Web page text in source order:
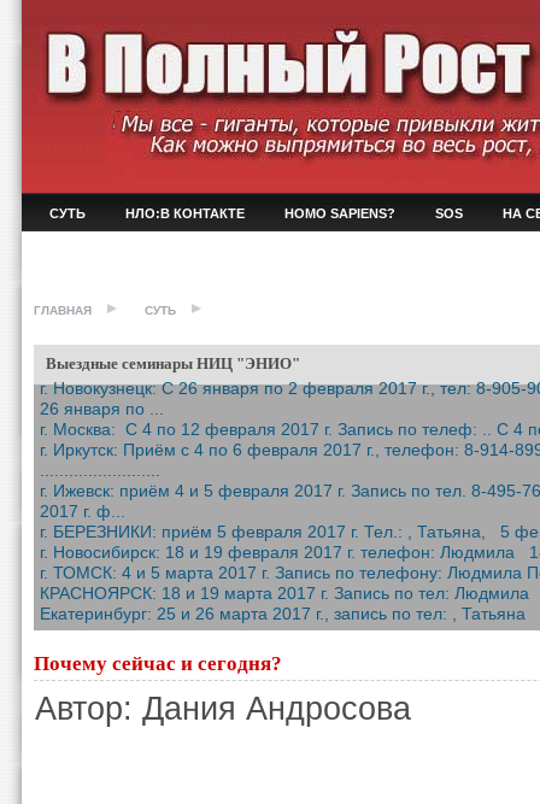
СУТЬ НЛО:В КОНТАКТЕ HOMO SAPIENS? SOS НА
ГЛАВНАЯ СУТЬ
Выездные семинары НИЦ "ЭНИО"
г. Новокузнецк: С 26 января по 2 февраля 2017 г., тел: 8-
26 января по ...
г. Москва: С 4 по 12 февраля 2017 г. Запись по телеф: .. С 4
г. Иркутск: Приём с 4 по 6 февраля 2017 г., телефон: 8-914-
г. Ижевск: приём 4 и 5 февраля 2017 г. Запись по тел. 8-
2017 г. ф...
г. БЕРЕЗНИКИ: приём 5 февраля 2017 г. Тел.: , Татьяна, 5
г. Новосибирск: 18 и 19 февраля 2017 г. телефон: Людмила
г. ТОМСК: 4 и 5 марта 2017 г. Запись по телефону: Людмила
КРАСНОЯРСК: 18 и 19 марта 2017 г. Запись по тел: Людмила
Екатеринбург: 25 и 26 марта 2017 г., запись по тел: ,
Почему сейчас и сегодня?
Автор: Дания Андросова